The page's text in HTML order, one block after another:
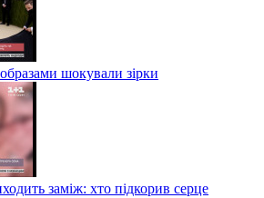
шокували зірки
заміж: хто підкорив серце